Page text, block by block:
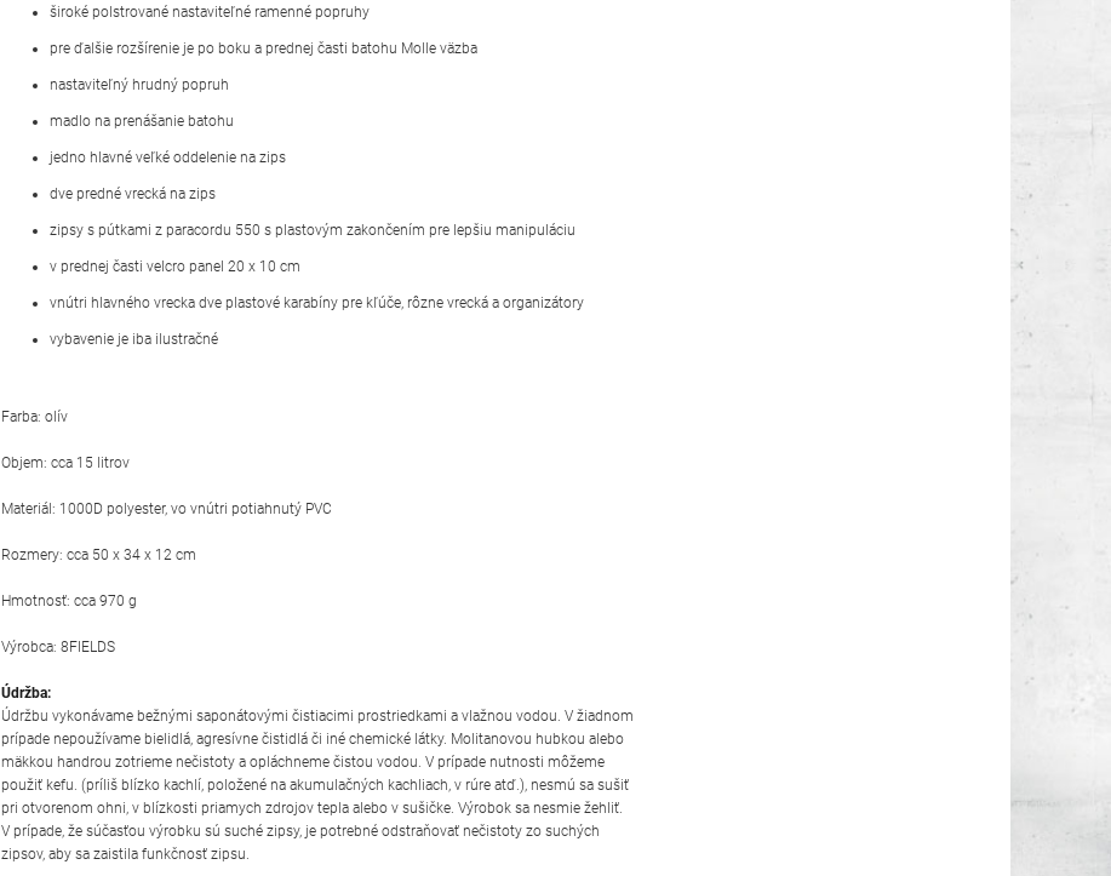
široké polstrované nastaviteľné ramenné popruhy
pre ďalšie rozšírenie je po boku a prednej časti batohu Molle väzba
nastaviteľný hrudný popruh
madlo na prenášanie batohu
jedno hlavné veľké oddelenie na zips
dve predné vrecká na zips
zipsy s pútkami z paracordu 550 s plastovým zakončením pre lepšiu manipuláciu
v prednej časti velcro panel 20 x 10 cm
vnútri hlavného vrecka dve plastové karabíny pre kľúče, rôzne vrecká a organizátory
vybavenie je iba ilustračné
Farba: olív
Objem: cca 15 litrov
Materiál: 1000D polyester, vo vnútri potiahnutý PVC
Rozmery: cca 50 x 34 x 12 cm
Hmotnosť: cca 970 g
Výrobca: 8FIELDS
Údržba:
Údržbu vykonávame bežnými saponátovými čistiacimi prostriedkami a vlažnou vodou. V žiadnom
prípade nepoužívame bielidlá, agresívne čistidlá či iné chemické látky. Molitanovou hubkou alebo
mäkkou handrou zotrieme nečistoty a opláchneme čistou vodou. V prípade nutnosti môžeme
použiť kefu. (príliš blízko kachlí, položené na akumulačných kachliach, v rúre atď.), nesmú sa sušiť
pri otvorenom ohni, v blízkosti priamych zdrojov tepla alebo v sušičke. Výrobok sa nesmie žehliť.
V prípade, že súčasťou výrobku sú suché zipsy, je potrebné odstraňovať nečistoty zo suchých
zipsov, aby sa zaistila funkčnosť zipsu.